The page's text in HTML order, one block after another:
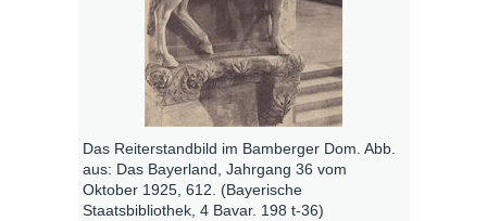
Das Reiterstandbild im Bamberger Dom. Abb.
aus: Das Bayerland, Jahrgang 36 vom
Oktober 1925, 612. (Bayerische
Staatsbibliothek, 4 Bavar. 198 t-36)